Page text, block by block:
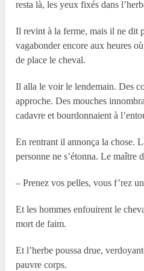
resta là, les yeux fixés dans
Il revint à la ferme, mais il ne dit
vagabonder encore aux heures
de place le cheval.
Il alla le voir le lendemain. Des
approche. Des mouches
cadavre et bourdonnaient à
En rentrant il annonça la chose.
personne ne s’étonna. Le maître
– Prenez vos pelles, vous f’rez
Et les hommes enfouirent le
mort de faim.
Et l’herbe poussa drue,
pauvre corps.